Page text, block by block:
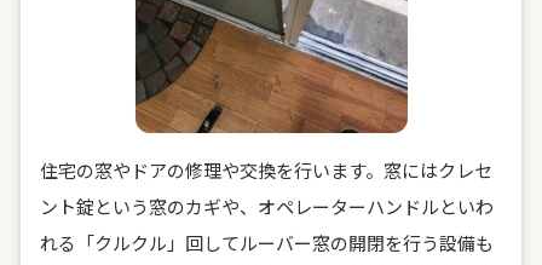
住宅の窓やドアの修理や交換を行います。窓にはクレセ
ント錠という窓のカギや、オペレーターハンドルといわ
れる「クルクル」回してルーバー窓の開閉を行う設備も